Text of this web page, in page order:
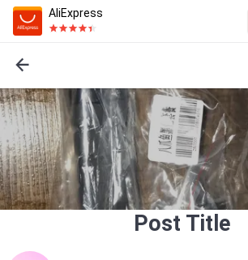
AliExpress
Post Title